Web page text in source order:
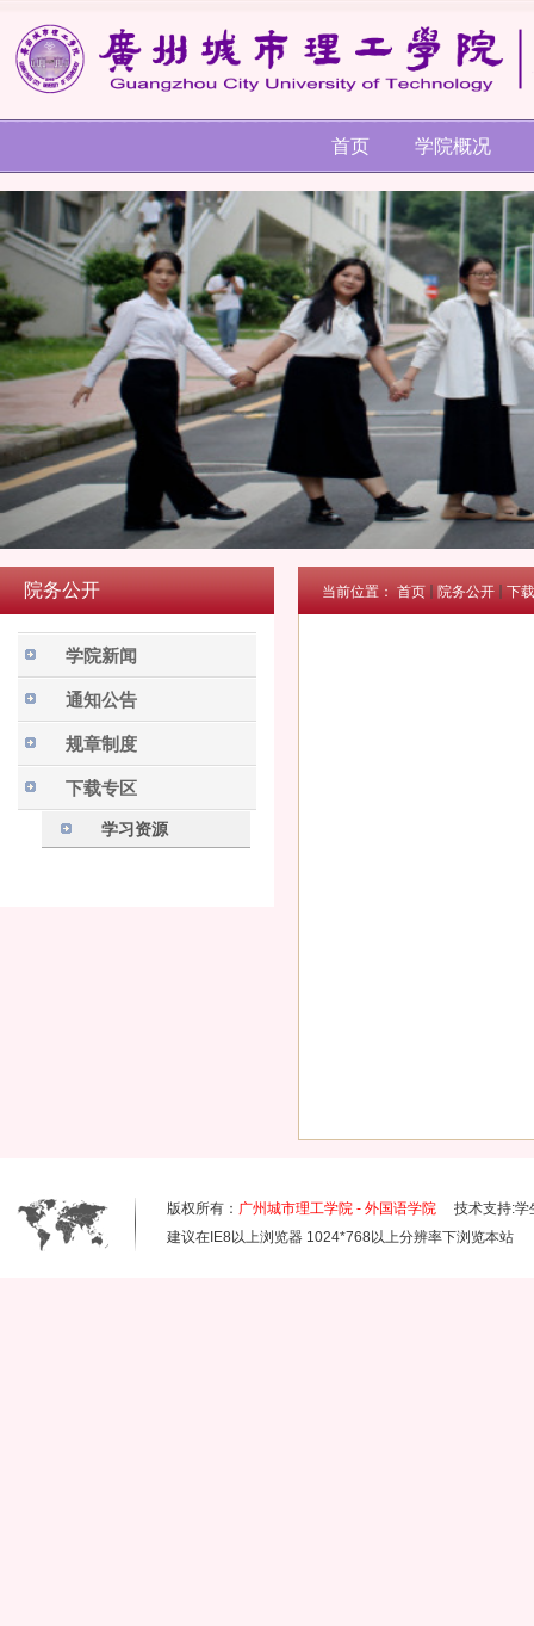
首页 学院概况
院务公开
学院新闻
通知公告
规章制度
下载专区
学习资源
当前位置： 首页 院务公开 下
版权所有： 广州城市理工学院 - 外国语学院 技术支持:学
建议在IE8以上浏览器 1024*768以上分辨率下浏览本站